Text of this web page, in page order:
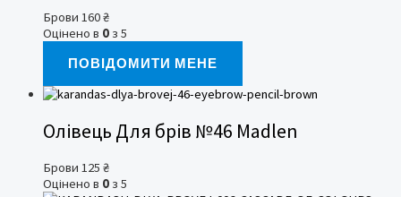
Брови 160₴
Оцінено в 0 з 5
ПОВІДОМИТИ МЕНЕ
Олівець Для брів №46 Madlen
Брови 125 ₴
Оцінено в 0 з 5